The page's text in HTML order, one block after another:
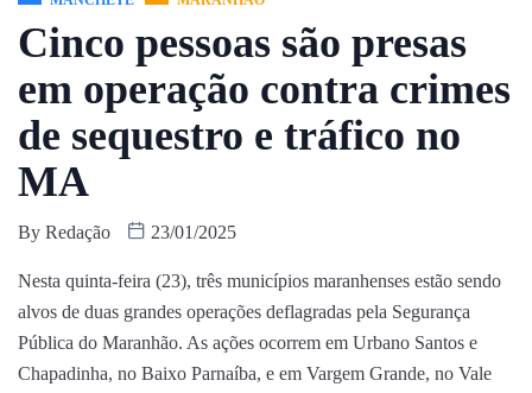
Cinco pessoas são presas
em operação contra crimes
de sequestro e tráfico no
MA
By Redação 23/01/2025
Nesta quinta-feira (23), três municípios maranhenses estão sendo
alvos de duas grandes operações deflagradas pela Segurança
Pública do Maranhão. As ações ocorrem em Urbano Santos e
Chapadinha, no Baixo Parnaíba, e em Vargem Grande, no Vale